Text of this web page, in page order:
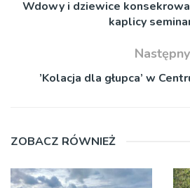
Wdowy i dziewice
kaplicy
Następny
’Kolacja dla głupca’ w
ZOBACZ RÓWNIEŻ